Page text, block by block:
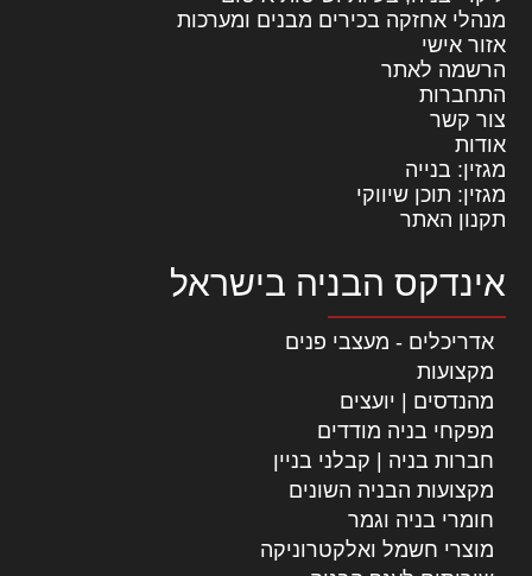
מנהלי אחזקה בכירים מבנים ומערכות
אזור אישי
הרשמה לאתר
התחברות
צור קשר
אודות
מגזין: בנייה
מגזין: תוכן שיווקי
תקנון האתר
אינדקס הבניה בישראל
אדריכלים - מעצבי פנים
מקצועות
מהנדסים | יועצים
מפקחי בניה מודדים
חברות בניה | קבלני בניין
מקצועות הבניה השונים
חומרי בניה וגמר
מוצרי חשמל ואלקטרוניקה